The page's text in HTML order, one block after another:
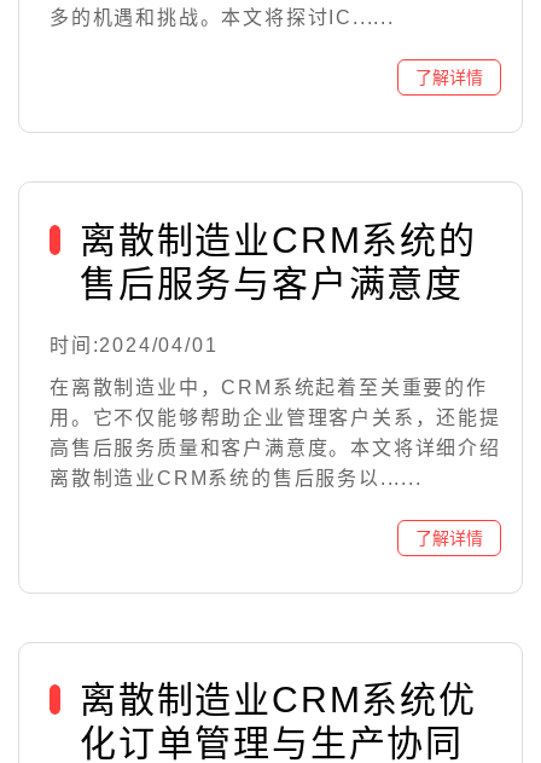
多的机遇和挑战。本文将探讨IC......
离散制造业CRM系统的
售后服务与客户满意度
时间:2024/04/01
在离散制造业中，CRM系统起着至关重要的作
用。它不仅能够帮助企业管理客户关系，还能提
高售后服务质量和客户满意度。本文将详细介绍
离散制造业CRM系统的售后服务以......
离散制造业CRM系统优
化订单管理与生产协同